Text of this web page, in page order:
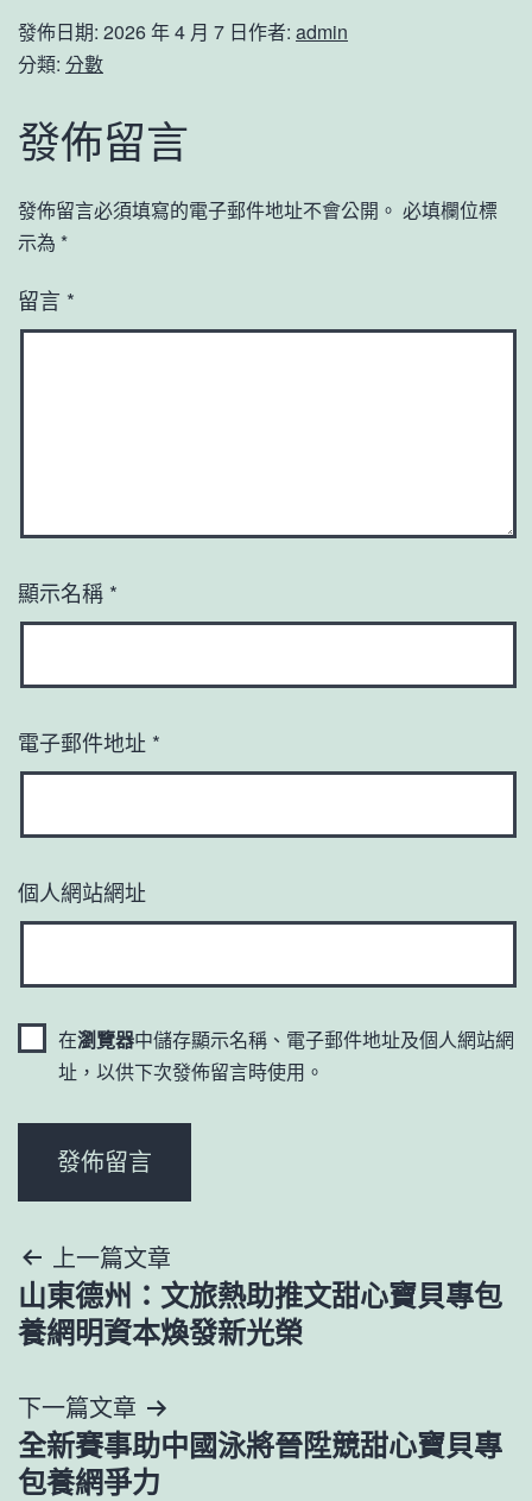
發佈日期: 2026 年 4 月 7 日作者: admin
分類: 分數
發佈留言
發佈留言必須填寫的電子郵件地址不會公開。 必填欄位標
示為 *
留言 *
顯示名稱 *
電子郵件地址 *
個人網站網址
在瀏覽器中儲存顯示名稱、電子郵件地址及個人網站網
址，以供下次發佈留言時使用。
文
章
覽
上一篇文章
山東德州：文旅熱助推文甜心寶貝專包
養網明資本煥發新光榮
下一篇文章
全新賽事助中國泳將晉陞競甜心寶貝專
包養網爭力